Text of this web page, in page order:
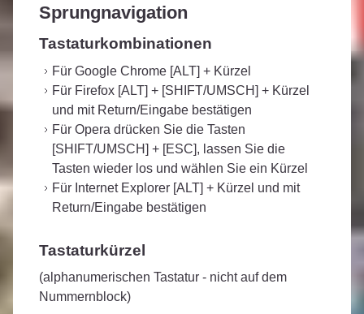
Sprungnavigation
Tastaturkombinationen
Für Google Chrome [ALT] + Kürzel
Für Firefox [ALT] + [SHIFT/UMSCH] + Kürzel
und mit Return/Eingabe bestätigen
Für Opera drücken Sie die Tasten
[SHIFT/UMSCH] + [ESC], lassen Sie die
Tasten wieder los und wählen Sie ein Kürzel
Für Internet Explorer [ALT] + Kürzel und mit
Return/Eingabe bestätigen
Tastaturkürzel
(alphanumerischen Tastatur - nicht auf dem
Nummernblock)